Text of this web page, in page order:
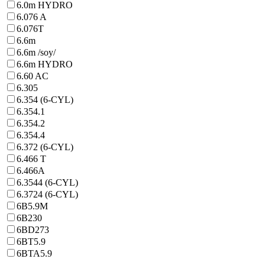
6.0m HYDRO
6.076 A
6.076T
6.6m
6.6m /soy/
6.6m HYDRO
6.60 AC
6.305
6.354 (6-CYL)
6.354.1
6.354.2
6.354.4
6.372 (6-CYL)
6.466 T
6.466A
6.3544 (6-CYL)
6.3724 (6-CYL)
6B5.9M
6B230
6BD273
6BT5.9
6BTA5.9